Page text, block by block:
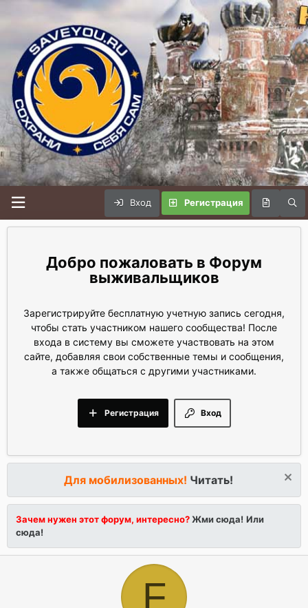
Вход Регистрация
Форум
выживальщиков
Зарегистрируйте бесплатную учетную запись сегодня,
чтобы стать участником нашего сообщества! После
входа в систему вы сможете участвовать на этом
сайте, добавляя свои собственные темы и сообщения,
а также общаться с другими участниками.
Вход
Регистрация
Для мобилизованных! Читать!
Зачем нужен этот форум, интересно?Жми сюда! Или
сюда!
F